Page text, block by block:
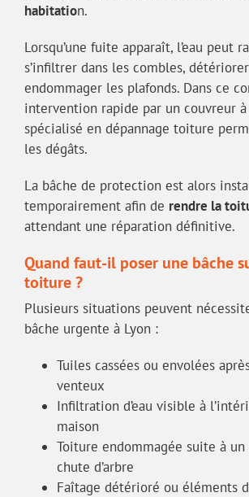
habitation.
Lorsqu’une fuite apparaît, l’eau peut
s’infiltrer dans les combles,
endommager les plafonds. Dans ce
intervention rapide par un couvreur à
spécialisé en dépannage toiture
les dégâts.
La bâche de protection est alors
temporairement afin de rendre la
attendant une réparation définitive.
Quand faut-il poser une bâche
toiture ?
Plusieurs situations peuvent
bâche urgente à Lyon :
Tuiles cassées ou envolées
venteux
Infiltration d’eau visible à
maison
Toiture endommagée suite à
chute d’arbre
Faîtage détérioré ou éléments